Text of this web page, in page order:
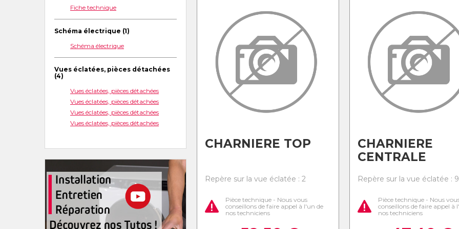
Fiche technique
Schéma électrique (1)
Schéma électrique
Vues éclatées, pièces détachées
(4)
Vues éclatées, pièces détachées
Vues éclatées, pièces détachées
Vues éclatées, pièces détachées
Vues éclatées, pièces détachées
CHARNIERE TOP
Repère sur la vue éclatée : 2
Pièce technique - Nous vous
conseillons de faire appel à l'un de
nos techniciens
CHARNIERE
CENTRALE
Repère sur la vue éclatée : 9
Pièce technique - Nous
conseillons de faire appel à
nos techniciens